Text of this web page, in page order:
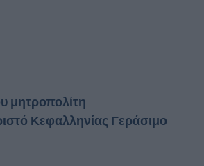
μητροπολίτη
Κεφαλληνίας Γεράσιμο